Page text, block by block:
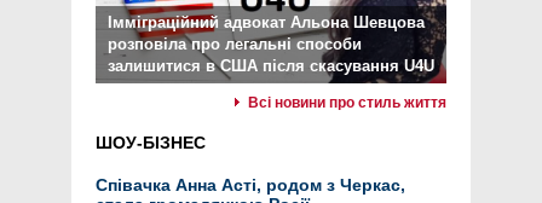
Імміграційний адвокат Альона Шевцова
розповіла про легальні способи
залишитися в США після скасування U4U
Всі новини про стиль життя
ШОУ-БІЗНЕС
Співачка Анна Асті, родом з Черкас,